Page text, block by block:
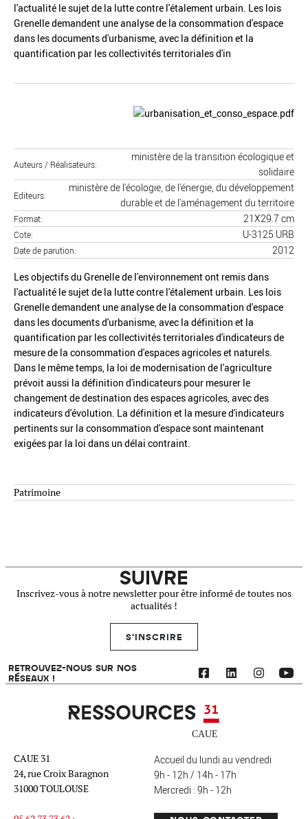
Patrimoine
l'actualité le sujet de la lutte contre l'étalement urbain. Les lois
Grenelle demandent une analyse de la consommation d'espace
dans les documents d'urbanisme, avec la définition et la
quantification par les collectivités territoriales d'in
Auteurs / Réalisateurs
ministère de la transition écologique et
solidaire
Editeurs
ministère de l'écologie, de l'énergie, du développement
durable et de l'aménagement du territoire
Format 21X29.7 cm
Cote U-3125 URB
Date de parution 2012
Les objectifs du Grenelle de l'environnement ont remis dans
l'actualité le sujet de la lutte contre l'étalement urbain. Les lois
Grenelle demandent une analyse de la consommation d'espace
dans les documents d'urbanisme, avec la définition et la
quantification par les collectivités territoriales d'indicateurs de
mesure de la consommation d'espaces agricoles et naturels.
Dans le même temps, la loi de modernisation de l'agriculture
prévoit aussi la définition d'indicateurs pour mesurer le
changement de destination des espaces agricoles, avec des
indicateurs d'évolution. La définition et la mesure d'indicateurs
pertinents sur la consommation d'espace sont maintenant
exigées par la loi dans un délai contraint.
SUIVRE
Inscrivez-vous à notre newsletter pour être informé de toutes nos
actualités !
S'INSCRIRE
RETROUVEZ-NOUS SUR NOS
RÉSEAUX !
Ressources 31
CAUE 31
24, rue Croix Baragnon
31000 TOULOUSE
Accueil du lundi au vendredi
9h - 12h / 14h - 17h
Mercredi : 9h - 12h